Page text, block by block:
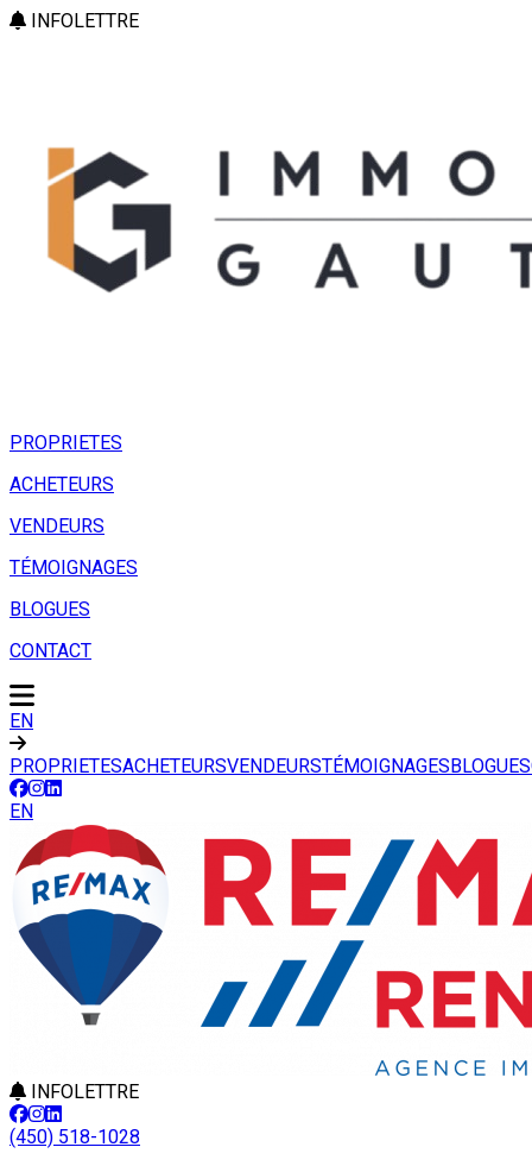
INFOLETTRE
PROPRIETES
ACHETEURS
VENDEURS
TÉMOIGNAGES
BLOGUES
CONTACT
EN
PROPRIETESACHETEURSVENDEURSTÉMOIGNAGESBLOGUES
EN
INFOLETTRE
(450) 518-1028